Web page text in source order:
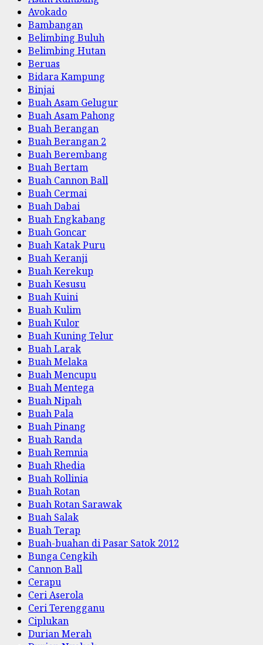
Avokado
Bambangan
Belimbing Buluh
Belimbing Hutan
Beruas
Bidara Kampung
Binjai
Buah Asam Gelugur
Buah Asam Pahong
Buah Berangan
Buah Berangan 2
Buah Berembang
Buah Bertam
Buah Cannon Ball
Buah Cermai
Buah Dabai
Buah Engkabang
Buah Goncar
Buah Katak Puru
Buah Keranji
Buah Kerekup
Buah Kesusu
Buah Kuini
Buah Kulim
Buah Kulor
Buah Kuning Telur
Buah Larak
Buah Melaka
Buah Mencupu
Buah Mentega
Buah Nipah
Buah Pala
Buah Pinang
Buah Randa
Buah Remnia
Buah Rhedia
Buah Rollinia
Buah Rotan
Buah Rotan Sarawak
Buah Salak
Buah Terap
Buah-buahan di Pasar Satok 2012
Bunga Cengkih
Cannon Ball
Cerapu
Ceri Aserola
Ceri Terengganu
Ciplukan
Durian Merah